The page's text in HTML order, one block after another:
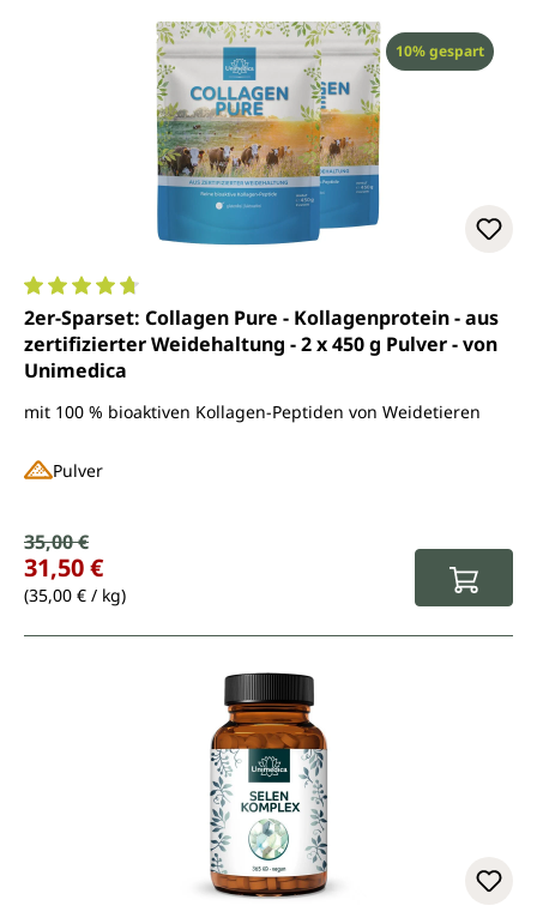
Rabatt
10% gespart
Durchschnittliche Bewertung von 4.7 von 5 Sternen
2er-Sparset: Collagen Pure - Kollagenprotein - aus
zertifizierter Weidehaltung - 2 x 450 g Pulver - von
Unimedica
mit 100 % bioaktiven Kollagen-Peptiden von Weidetieren
Pulver
Verkaufspreis:
Regulärer Preis:
35,00 €
31,50 €
(35,00 € / kg)